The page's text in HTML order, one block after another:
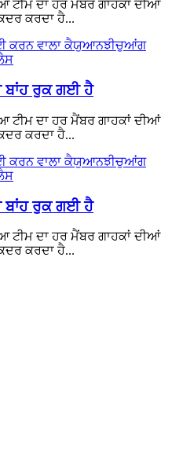
ਟੀਮ ਦਾ ਹਰ ਮੈਂਬਰ ਗਾਹਕਾਂ ਦੀਆਂ
ਕਰਦਾ ਹੈ...
ਬਾਂਹ ਰੁਕ ਗਈ ਹੈ
ਟੀਮ ਦਾ ਹਰ ਮੈਂਬਰ ਗਾਹਕਾਂ ਦੀਆਂ
ਕਰਦਾ ਹੈ...
ਬਾਂਹ ਰੁਕ ਗਈ ਹੈ
ਟੀਮ ਦਾ ਹਰ ਮੈਂਬਰ ਗਾਹਕਾਂ ਦੀਆਂ
ਕਰਦਾ ਹੈ...